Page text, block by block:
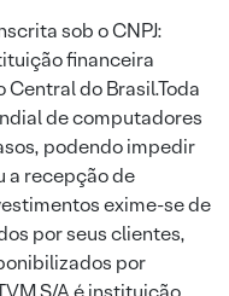
sob o CNPJ:
financeira
do Brasil.Toda
de computadores
podendo impedir
a recepção de
exime-se de
por seus clientes,
por